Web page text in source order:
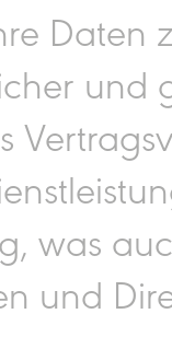
Daten
und
was
und